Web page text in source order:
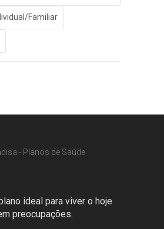
Familiar
ideal para viver o hoje
preocupações.